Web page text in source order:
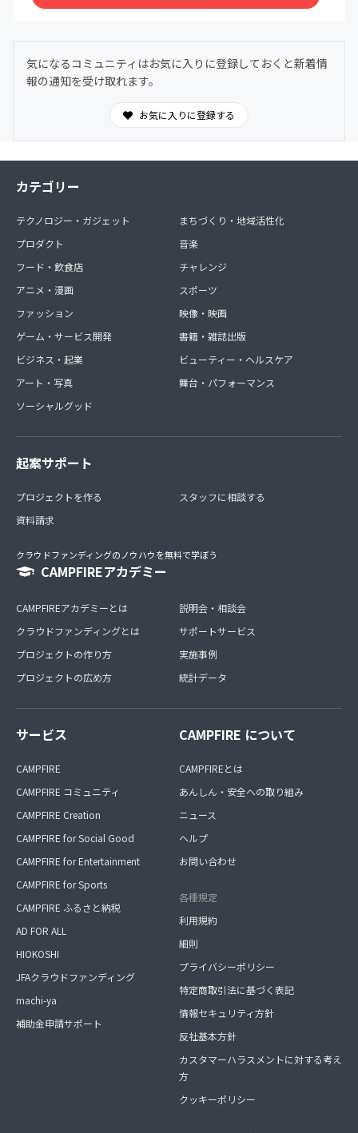
気になるコミュニティはお気に入りに登録しておくと新着情
報の通知を受け取れます。
お気に入りに登録する
カテゴリー
テクノロジー・ガジェット
プロダクト
フード・飲食店
アニメ・漫画
ファッション
ゲーム・サービス開発
ビジネス・起業
アート・写真
ソーシャルグッド
まちづくり・地域活性化
音楽
チャレンジ
スポーツ
映像・映画
書籍・雑誌出版
ビューティー・ヘルスケア
舞台・パフォーマンス
起案サポート
プロジェクトを作る
資料請求
スタッフに相談する
クラウドファンディングのノウハウを無料で学ぼう
CAMPFIREアカデミー
CAMPFIREアカデミーとは
クラウドファンディングとは
プロジェクトの作り方
プロジェクトの広め方
説明会・相談会
サポートサービス
実施事例
統計データ
サービス
CAMPFIRE
CAMPFIRE コミュニティ
CAMPFIRE Creation
CAMPFIRE for Social Good
CAMPFIRE for Entertainment
CAMPFIRE for Sports
CAMPFIRE ふるさと納税
AD FOR ALL
HIOKOSHI
JFAクラウドファンディング
machi-ya
補助金申請サポート
CAMPFIRE について
CAMPFIREとは
あんしん・安全への取り組み
ニュース
ヘルプ
お問い合わせ
各種規定
利用規約
細則
プライバシーポリシー
特定商取引法に基づく表記
情報セキュリティ方針
反社基本方針
カスタマーハラスメントに対する考え
方
クッキーポリシー